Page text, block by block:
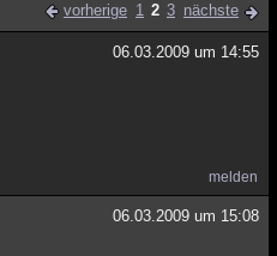
vorherige 1 2 3 nächste
06.03.2009 um 14:55
melden
06.03.2009 um 15:08